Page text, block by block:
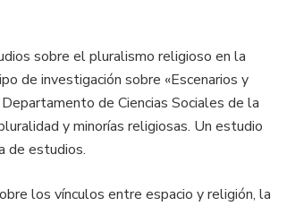
sobre el pluralismo religioso en la
de investigación sobre «Escenarios y
de Ciencias Sociales de la
y minorías religiosas. Un estudio
de estudios.
los vínculos entre espacio y religión, la